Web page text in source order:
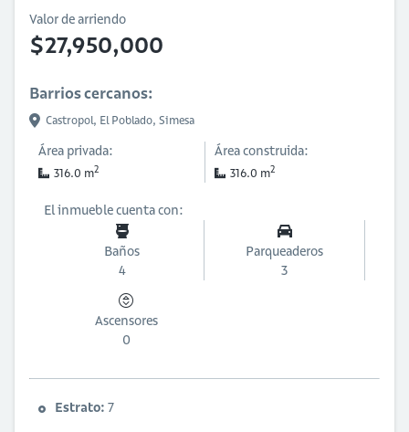
Valor de arriendo
$27,950,000
Barrios cercanos:
Castropol, El Poblado, Simesa
Área privada:
316.0 m2
Área construida:
316.0 m2
El inmueble cuenta con:
Baños
4
Parqueaderos
3
Ascensores
0
Estrato: 7